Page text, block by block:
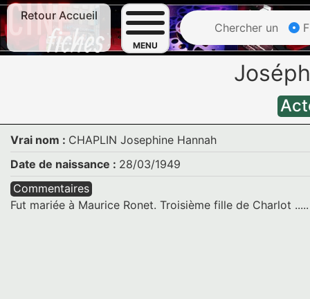
Retour Accueil
MENU
Chercher un
Vrai nom : CHAPLIN Josephine Hannah
Date de naissance : 28/03/1949
Commentaires
Fut mariée à Maurice Ronet. Troisième fille de Charlot .....